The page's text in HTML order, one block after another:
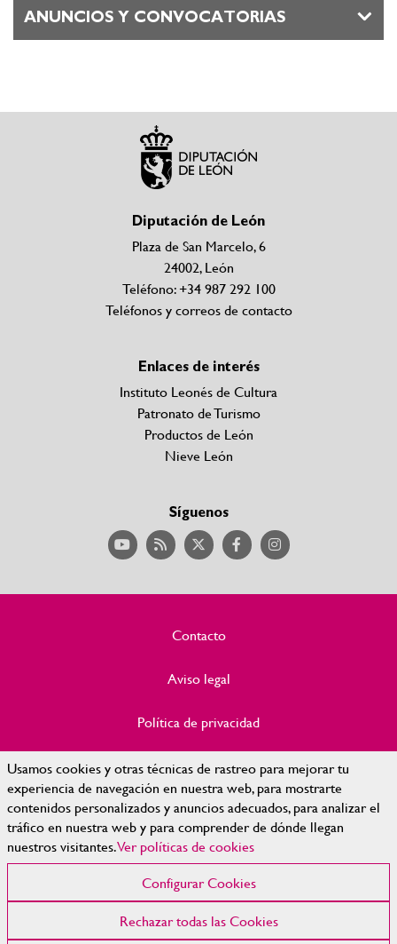
Usamos cookies y otras técnicas de rastreo para mejorar tu
experiencia de navegación en nuestra web, para mostrarte
contenidos personalizados y anuncios adecuados, para analizar el
tráfico en nuestra web y para comprender de dónde llegan
nuestros visitantes.Ver políticas de cookies
Configurar Cookies
Rechazar todas las Cookies
ANUNCIOS Y CONVOCATORIAS
Diputación de León
Plaza de San Marcelo, 6
24002, León
Teléfono: +34 987 292 100
Teléfonos y correos de contacto
Enlaces de interés
Instituto Leonés de Cultura
Patronato de Turismo
Productos de León
Nieve León
Síguenos
Contacto
Aviso legal
Política de privacidad
Política de Cookies
Accesibilidad
Mapa Web
Configurar cookies